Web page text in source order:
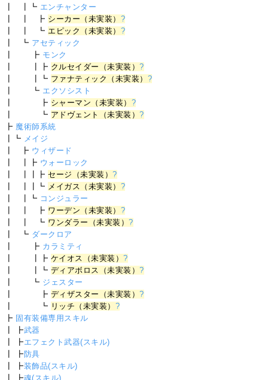
┃ ┃┗ エンチャンター
┃ ┃ ┣ シーカー（未実装） ?
┃ ┃ ┗ エピック（未実装） ?
┃ ┗ アセティック
┃ ┣ モンク
┃ ┃┣ クルセイダー（未実装）?
┃ ┃┗ ファナティック（未実装） ?
┃ ┗ エクソシスト
┃ ┣ シャーマン（未実装） ?
┃ ┗ アドヴェント（未実装）?
┣ 魔術師系統
┃┗ メイジ
┃ ┣ ウィザード
┃ ┃┣ ウォーロック
┃ ┃┃┣ セージ（未実装）?
┃ ┃┃┗ メイガス（未実装） ?
┃ ┃┗ コンジュラー
┃ ┃ ┣ ワーデン（未実装） ?
┃ ┃ ┗ ワンダラー（未実装）?
┃ ┗ ダークロア
┃ ┣ カラミティ
┃ ┃┣ ケイオス（未実装）?
┃ ┃┗ ディアボロス（未実装）?
┃ ┗ ジェスター
┃ ┣ ディザスター（未実装）?
┃ ┗ リッチ（未実装） ?
┣ 固有装備専用スキル
┃ ┣武器
┃ ┣エフェクト武器(スキル)
┃ ┣防具
┃ ┣装飾品(スキル)
┃ ┣魂(スキル)